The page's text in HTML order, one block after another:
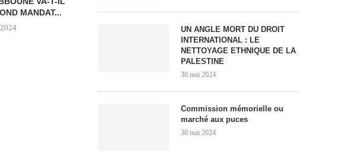
MANDAT...
UN ANGLE MORT DU DROIT
INTERNATIONAL : LE
NETTOYAGE ETHNIQUE DE LA
PALESTINE
30 mai 2024
Commission mémorielle ou
marché aux puces
30 mai 2024